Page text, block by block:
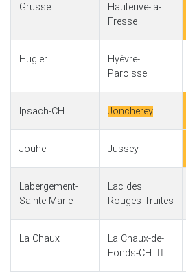
Grusse
Hauterive-la-
Fresse
Hugier
Hyèvre-
Paroisse
Ipsach-CH Joncherey
Jouhe Jussey
Labergement-
Sainte-Marie
Lac des
Rouges Truites
La Chaux
La Chaux-de-
Fonds-CH